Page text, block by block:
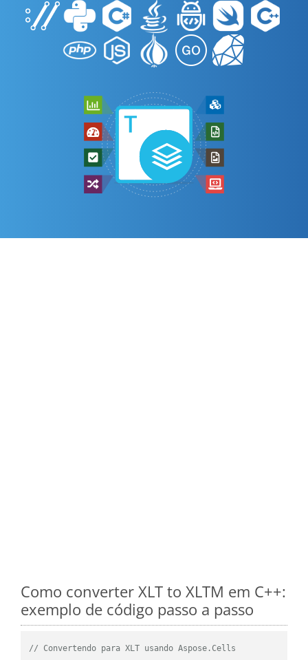
Como converter XLT to XLTM em C++:
exemplo de código passo a passo
// Convertendo para XLT usando Aspose.Cells